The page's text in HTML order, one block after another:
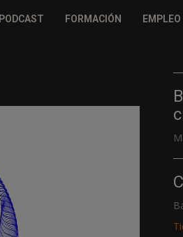
PODCAST FORMACIÓN EMPLEO